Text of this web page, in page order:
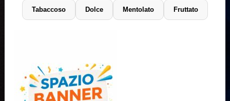
Tabaccoso Dolce Mentolato Fruttato